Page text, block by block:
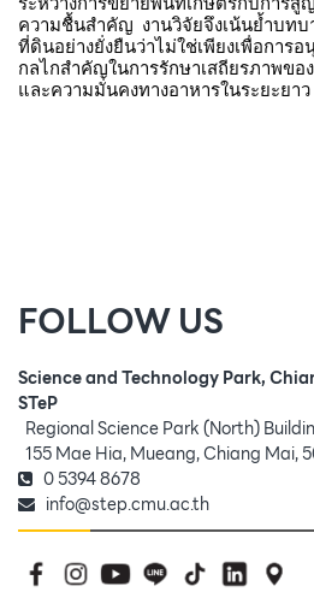
ความชื้นสำคัญ งานวิจัยจึงเน้นย้ำบท
ที่ดินอย่างยั่งยืนว่าไม่ใช่เพียงเพื่อก
กลไกสำคัญในการรักษาเสถียรภาพข
และความมั่นคงทางอาหารในระยะยาว
FOLLOW US
Science and Technology Park,
STeP
Regional Science Park (North)
155 Mae Hia, Mueang, Chiang Mai,
0 5394 8678
info@step.cmu.ac.th